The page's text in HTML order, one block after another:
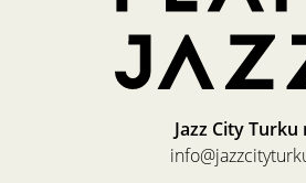
Jazz City Turku